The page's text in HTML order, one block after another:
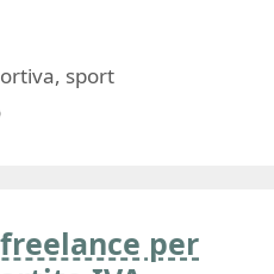
, sport
per